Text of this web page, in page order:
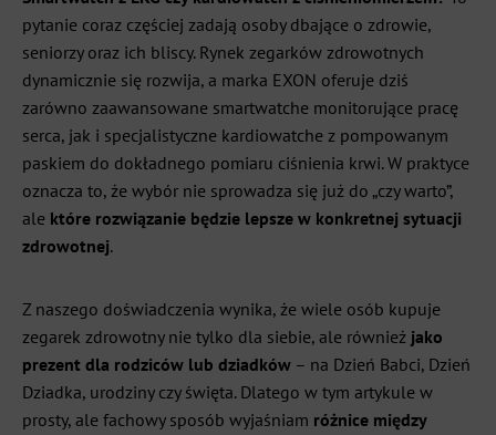
pytanie coraz częściej zadają osoby dbające o zdrowie,
seniorzy oraz ich bliscy. Rynek zegarków zdrowotnych
dynamicznie się rozwija, a marka EXON oferuje dziś
zarówno zaawansowane smartwatche monitorujące pracę
serca, jak i specjalistyczne kardiowatche z pompowanym
paskiem do dokładnego pomiaru ciśnienia krwi. W praktyce
oznacza to, że wybór nie sprowadza się już do „czy warto”,
ale które rozwiązanie będzie lepsze w konkretnej sytuacji
zdrowotnej.
Z naszego doświadczenia wynika, że wiele osób kupuje
zegarek zdrowotny nie tylko dla siebie, ale również jako
prezent dla rodziców lub dziadków – na Dzień Babci, Dzień
Dziadka, urodziny czy święta. Dlatego w tym artykule w
prosty, ale fachowy sposób wyjaśniam różnice między